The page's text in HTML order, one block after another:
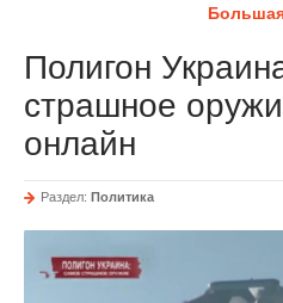
Полигон
страшное
онлайн
Раздел: Политика